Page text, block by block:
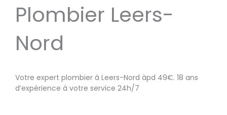
Plombier Leers-
Nord
Votre expert plombier à Leers-Nord àpd 49€. 18 ans
d’expérience à votre service 24h/7